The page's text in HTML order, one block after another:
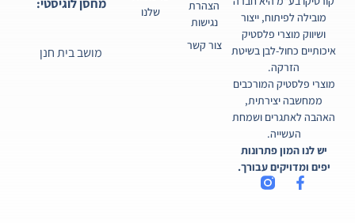
מובילה לפיתוח, ייצור
ושיווק מוצרי פלסטיק
איכותיים כחול-לבן בשיטת
הזרקה.
מוצרי פלסטיק המורכבים
ממחשבה יצירתית,
האהבה לאתגרים ושמחת
העשייה.
יש לנו המון פתרונות
יפים ומדויקים עבורך.
שלנו
הצהרת
נגישות
צור קשר
מושב בית חנן